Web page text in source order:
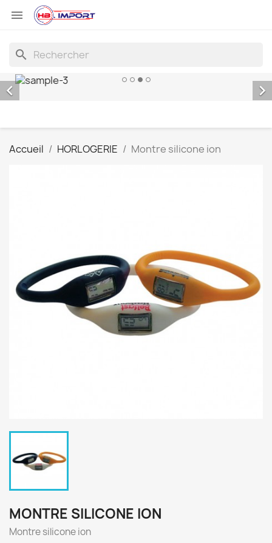

search
 
Accueil HORLOGERIE Montre silicone ion
MONTRE SILICONE ION
Montre silicone ion